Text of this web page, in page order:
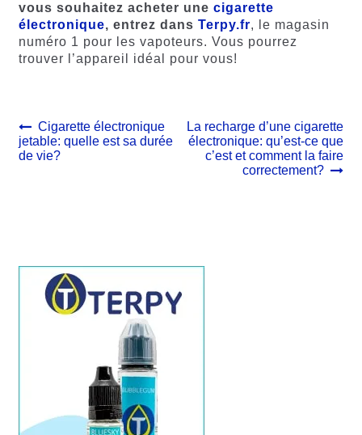
vous souhaitez acheter une cigarette
électronique, entrez dans Terpy.fr, le magasin
numéro 1 pour les vapoteurs. Vous pourrez
trouver l’appareil idéal pour vous!
Navigation
de
Article
précédent :
Cigarette électronique
jetable: quelle est sa durée
de vie?
Article
suivant :
La recharge d’une cigarette
électronique: qu’est-ce que
c’est et comment la faire
correctement?